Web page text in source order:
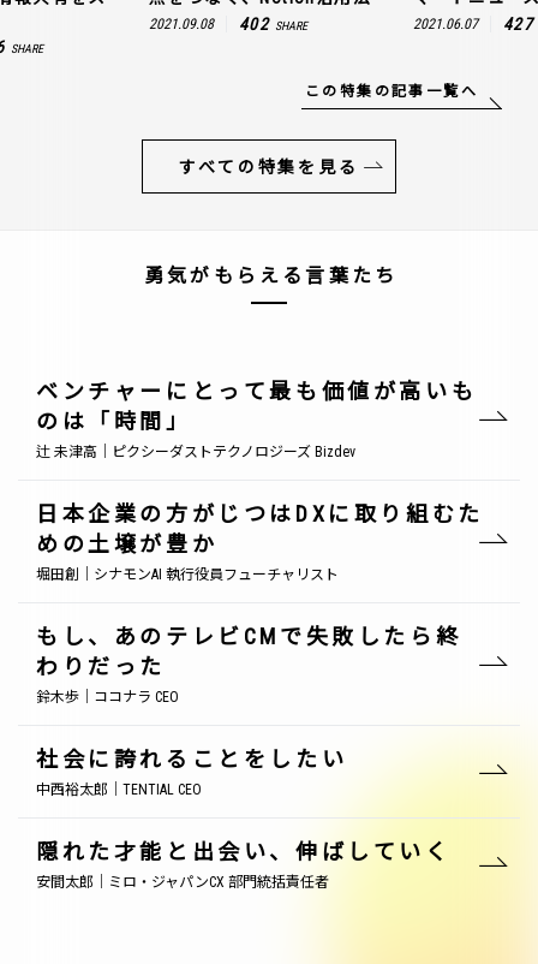
SHARE
2021.09.08 402 SHARE 2021.06.07 427
この特集の記事一覧へ
すべての特集を見る
勇気がもらえる言葉たち
ベンチャーにとって最も価値が高いも
のは「時間」
辻 未津高｜ピクシーダストテクノロジーズ Bizdev
日本企業の方がじつはDXに取り組むた
めの土壌が豊か
堀田創｜シナモンAI 執行役員フューチャリスト
もし、あのテレビCMで失敗したら終
わりだった
鈴木歩｜ココナラ CEO
社会に誇れることをしたい
中西裕太郎｜TENTIAL CEO
隠れた才能と出会い、伸ばしていく
安間太郎｜ミロ・ジャパンCX 部門統括責任者